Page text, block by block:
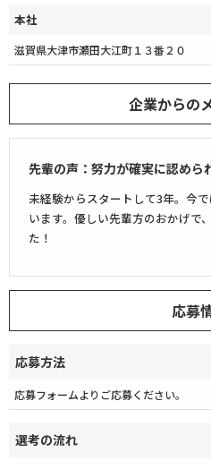
本社
滋賀県大津市瀬田大江町１３番２０
企業からの
先輩の声：努力が確実に認めら
未経験からスタートして3年。今
います。優しい先輩方のおかげで
た！
応募
応募方法
応募フォームよりご応募ください。
選考の流れ